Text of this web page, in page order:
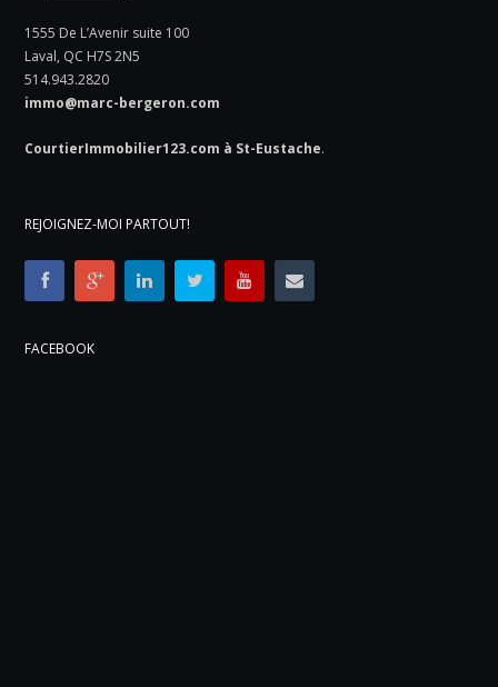
1555 De L’Avenir suite 100
Laval, QC H7S 2N5
514.943.2820
immo@marc-bergeron.com
CourtierImmobilier123.com à St-Eustache.
REJOIGNEZ-MOI PARTOUT!
FACEBOOK